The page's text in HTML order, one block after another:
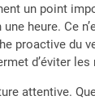
un point
heure. Ce
proactive du
d’éviter les
attentive.